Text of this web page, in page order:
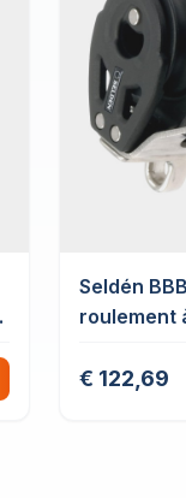
Seldén
roulement
€ 122,69